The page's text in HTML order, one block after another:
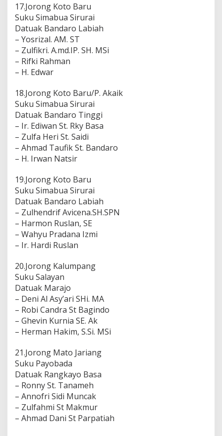
17.Jorong Koto Baru
Suku Simabua Sirurai
Datuak Bandaro Labiah
– Yosrizal. AM. ST
– Zulfikri. A.md.IP. SH. MSi
– Rifki Rahman
– H. Edwar
18.Jorong Koto Baru/P. Akaik
Suku Simabua Sirurai
Datuak Bandaro Tinggi
– Ir. Ediwan St. Rky Basa
– Zulfa Heri St. Saidi
– Ahmad Taufik St. Bandaro
– H. Irwan Natsir
19.Jorong Koto Baru
Suku Simabua Sirurai
Datuak Bandaro Labiah
– Zulhendrif Avicena.SH.SPN
– Harmon Ruslan, SE
– Wahyu Pradana Izmi
– Ir. Hardi Ruslan
20.Jorong Kalumpang
Suku Salayan
Datuak Marajo
– Deni Al Asy’ari SHi. MA
– Robi Candra St Bagindo
– Ghevin Kurnia SE. Ak
– Herman Hakim, S.Si. MSi
21.Jorong Mato Jariang
Suku Payobada
Datuak Rangkayo Basa
– Ronny St. Tanameh
– Annofri Sidi Muncak
– Zulfahmi St Makmur
– Ahmad Dani St Parpatiah